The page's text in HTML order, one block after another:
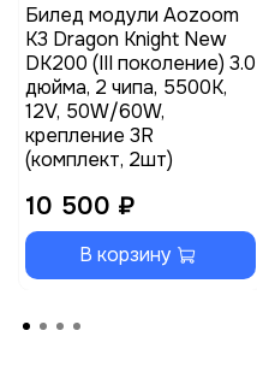
Билед модули Aozoom
K3 Dragon Knight New
DK200 (III поколение) 3.0
дюйма, 2 чипа, 5500K,
12V, 50W/60W,
крепление 3R
(комплект, 2шт)
10 500 ₽
В корзину